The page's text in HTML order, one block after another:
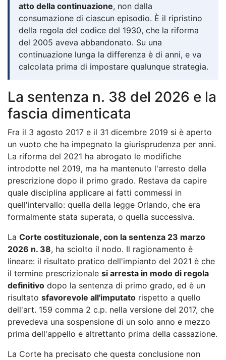
atto della continuazione, non dalla
consumazione di ciascun episodio. È il ripristino
della regola del codice del 1930, che la riforma
del 2005 aveva abbandonato. Su una
continuazione lunga la differenza è di anni, e va
calcolata prima di impostare qualunque strategia.
La sentenza n. 38 del 2026 e la
fascia dimenticata
Fra il 3 agosto 2017 e il 31 dicembre 2019 si è aperto
un vuoto che ha impegnato la giurisprudenza per anni.
La riforma del 2021 ha abrogato le modifiche
introdotte nel 2019, ma ha mantenuto l'arresto della
prescrizione dopo il primo grado. Restava da capire
quale disciplina applicare ai fatti commessi in
quell'intervallo: quella della legge Orlando, che era
formalmente stata superata, o quella successiva.
La Corte costituzionale, con la sentenza 23 marzo
2026 n. 38, ha sciolto il nodo. Il ragionamento è
lineare: il risultato pratico dell'impianto del 2021 è che
il termine prescrizionale si arresta in modo di regola
definitivo dopo la sentenza di primo grado, ed è un
risultato sfavorevole all'imputato rispetto a quello
dell'art. 159 comma 2 c.p. nella versione del 2017, che
prevedeva una sospensione di un solo anno e mezzo
prima dell'appello e altrettanto prima della cassazione.
La Corte ha precisato che questa conclusione non